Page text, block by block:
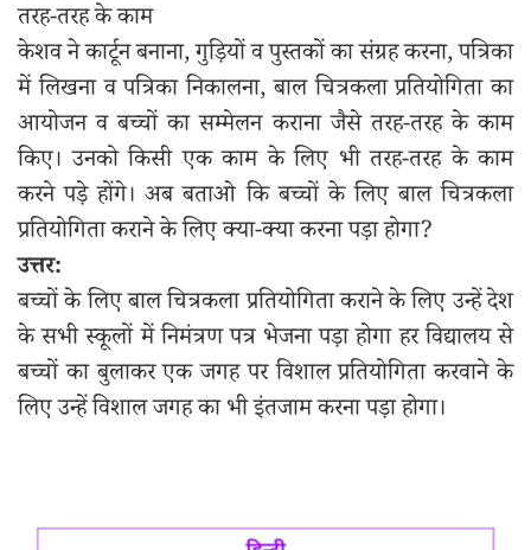
तरह-तरह के काम
केशव ने कार्टून बनाना, गुड़ियों व पुस्तकों का संग्रह करना, पत्रिका
में लिखना व पत्रिका निकालना, बाल चित्रकला प्रतियोगिता का
आयोजन व बच्चों का सम्मेलन कराना जैसे तरह-तरह के काम
किए। उनको किसी एक काम के लिए भी तरह-तरह के काम
करने पड़े होंगे। अब बताओ कि बच्चों के लिए बाल चित्रकला
प्रतियोगिता कराने के लिए क्या-क्या करना पड़ा होगा?
उत्तर:
बच्चों के लिए बाल चित्रकला प्रतियोगिता कराने के लिए उन्हें देश
के सभी स्कूलों में निमंत्रण पत्र भेजना पड़ा होगा हर विद्यालय से
बच्चों का बुलाकर एक जगह पर विशाल प्रतियोगिता करवाने के
लिए उन्हें विशाल जगह का भी इंतजाम करना पड़ा होगा।